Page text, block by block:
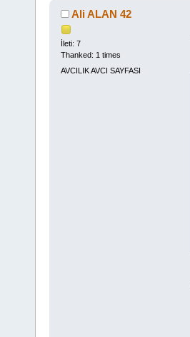
Ali ALAN 42
İleti: 7
Thanked: 1 times
AVCILIK AVCI SAYFASI